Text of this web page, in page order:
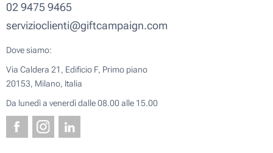
02 9475 9465
servizioclienti@giftcampaign.com
Dove siamo:
Via Caldera 21, Edificio F, Primo piano
20153, Milano, Italia
Da lunedì a venerdì dalle 08.00 alle 15.00